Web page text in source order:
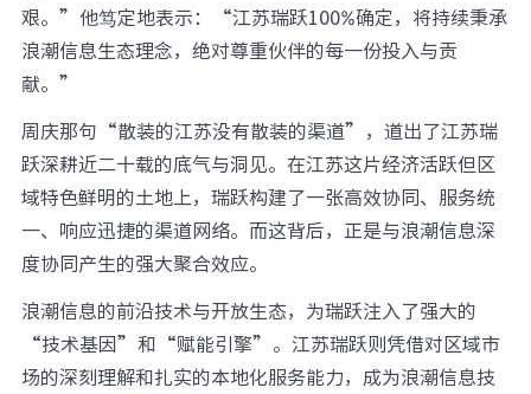
艰。”他笃定地表示：“江苏瑞跃100%确定，将持续秉承
浪潮信息生态理念，绝对尊重伙伴的每一份投入与贡
献。”
周庆那句“散装的江苏没有散装的渠道”，道出了江苏瑞
跃深耕近二十载的底气与洞见。在江苏这片经济活跃但区
域特色鲜明的土地上，瑞跃构建了一张高效协同、服务统
一、响应迅捷的渠道网络。而这背后，正是与浪潮信息深
度协同产生的强大聚合效应。
浪潮信息的前沿技术与开放生态，为瑞跃注入了强大的
“技术基因”和“赋能引擎”。江苏瑞跃则凭借对区域市
场的深刻理解和扎实的本地化服务能力，成为浪潮信息技